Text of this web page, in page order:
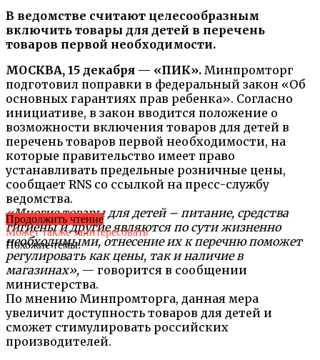
В ведомстве считают целесообразным
включить товары для детей в перечень
товаров первой необходимости.
МОСКВА, 15 декабря — «ПИК». Минпромторг
подготовил поправки в федеральный закон «Об
основных гарантиях прав ребенка». Согласно
инициативе, в закон вводится положение о
возможности включения товаров для детей в
перечень товаров первой необходимости, на
которые правительство имеет право
устанавливать предельные розничные цены,
сообщает RNS со ссылкой на пресс-службу
ведомства.
«Многие товары для детей – питание, средства
гигиены и другие являются по сути жизненно
необходимыми, отнесение их к перечню поможет
регулировать как цены, так и наличие в
магазинах», — говорится в сообщении
министерства.
По мнению Минпромторга, данная мера
увеличит доступность товаров для детей и
сможет стимулировать российских
производителей.
Продолжить чтение
Может также заинтересовать
Похожие темы: